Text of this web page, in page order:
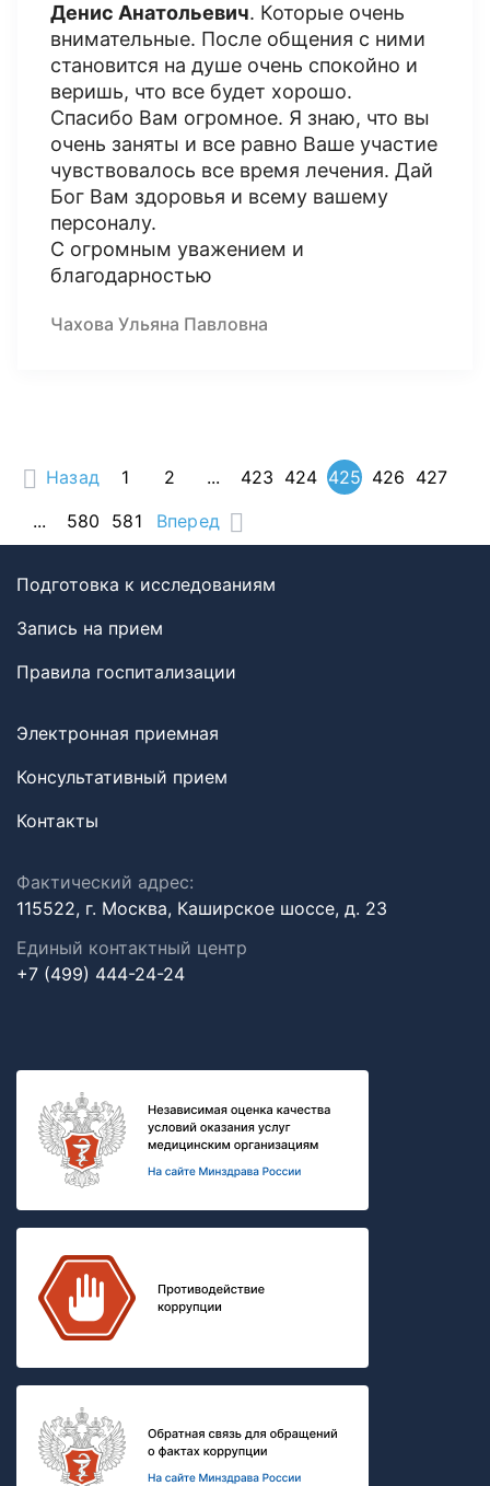
Денис Анатольевич. Которые очень
внимательные. После общения с ними
становится на душе очень спокойно и
веришь, что все будет хорошо.
Спасибо Вам огромное. Я знаю, что вы
очень заняты и все равно Ваше участие
чувствовалось все время лечения. Дай
Бог Вам здоровья и всему вашему
персоналу.
С огромным уважением и
благодарностью
Чахова Ульяна Павловна
Назад 1 2 ... 423 424 425 426 427
...
580 581 Вперед
Подготовка к исследованиям
Запись на прием
Правила госпитализации
Электронная приемная
Консультативный прием
Контакты
Фактический адрес:
115522, г. Москва, Каширское шоссе, д. 23
Единый контактный центр
+7 (499) 444-24-24